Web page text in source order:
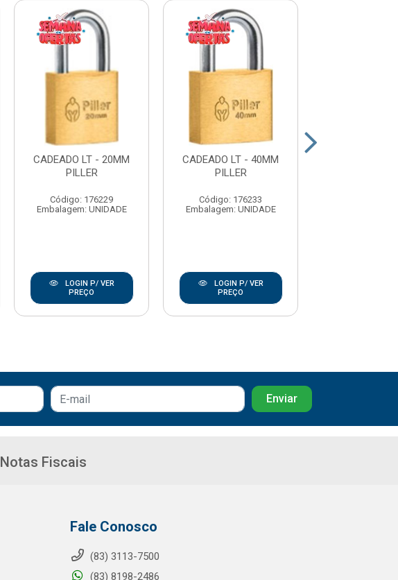
CADEADO LT - 20MM
PILLER
Código: 176229
Embalagem: UNIDADE
LOGIN P/ VER
PREÇO
CADEADO LT - 40MM
PILLER
Código: 176233
Embalagem: UNIDADE
LOGIN P/ VER
PREÇO
Notas Fiscais
Fale Conosco
(83) 3113-7500
(83) 8198-2486